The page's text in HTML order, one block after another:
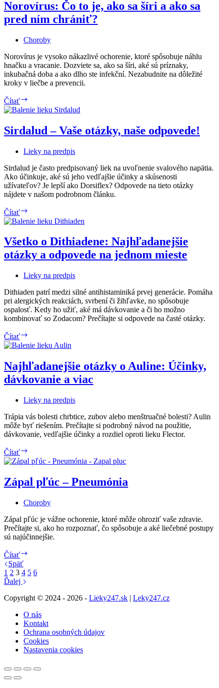
Norovírus: Čo to je, ako sa šíri a ako sa
pred ním chrániť?
Choroby
Norovírus je vysoko nákazlivé ochorenie, ktoré spôsobuje náhlu
hnačku a vracanie. Dozviete sa, ako sa šíri, aké sú príznaky,
inkubačná doba a ako dlho ste infekční. Nezabudnite na dôležité
kroky v liečbe a prevencii.
Čítať
Čo
je,
ako
šíri
ako
sa
pred
ním
Sirdalud – Vaše otázky, naše odpovede!
Lieky na predpis
Sirdalud je často predpisovaný liek na uvoľnenie svalového napätia.
Ako účinkuje, aké sú jeho vedľajšie účinky a skúsenosti
užívateľov? Je lepší ako Dorsiflex? Odpovede na tieto otázky
nájdete v našom podrobnom článku.
Čítať
–
otázky,
naše
odpovede!
Všetko o Dithiadene: Najhľadanejšie
otázky a odpovede na jednom mieste
Lieky na predpis
Dithiaden patrí medzi silné antihistaminiká prvej generácie. Pomáha
pri alergických reakciách, svrbení či žihľavke, no spôsobuje
ospalosť. Kedy ho užiť, aké má dávkovanie a či ho možno
kombinovať so Zodacom? Prečítajte si odpovede na časté otázky.
Čítať
o
Najhľadanejšie
otázky
a
odpovede
na
jednom
mieste
Najhľadanejšie otázky o Auline: Účinky,
dávkovanie a viac
Lieky na predpis
Trápia vás bolesti chrbtice, zubov alebo menštruačné bolesti? Aulin
môže byť riešením. Prečítajte si podrobný návod na použitie,
dávkovanie, vedľajšie účinky a rozdiel oproti lieku Flector.
Čítať
otázky
o
Auline:
Účinky,
a
Zápal pľúc – Pneumónia
Choroby
Zápal pľúc je vážne ochorenie, ktoré môže ohroziť vaše zdravie.
Prečítajte si, ako ho rozpoznať, čo spôsobuje a aké liečebné postupy
sú najúčinnejšie.
Čítať
–
Späť
1 2 3 4 5 6
Ďalej
Copyright © 2024 - 2026 - Lieky247.sk | Leky247.cz
O nás
Kontakt
Ochrana osobných údajov
Cookies
Nastavenia cookies